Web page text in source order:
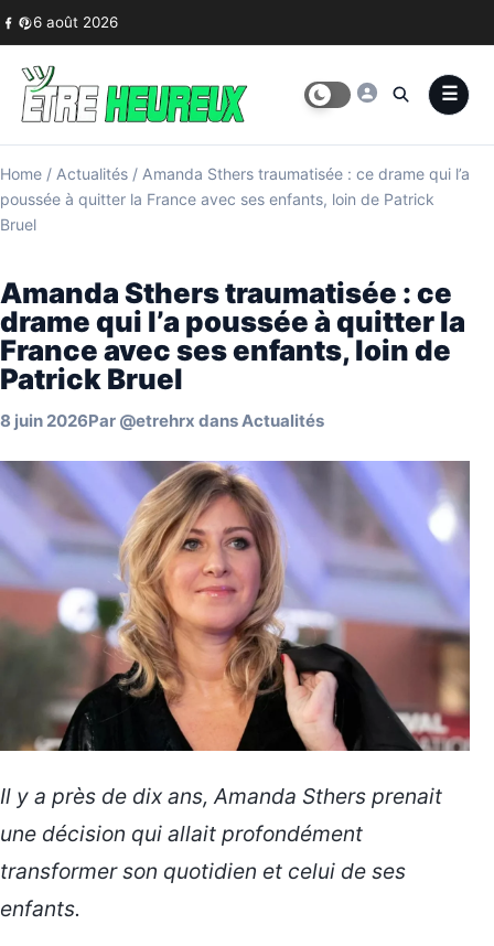
Skip to content
6 août 2026
Home / Actualités / Amanda Sthers traumatisée : ce drame qui l’a
poussée à quitter la France avec ses enfants, loin de Patrick
Bruel
Amanda Sthers traumatisée : ce
drame qui l’a poussée à quitter la
France avec ses enfants, loin de
Patrick Bruel
8 juin 2026Par @etrehrx dansActualités
Il y a près de dix ans, Amanda Sthers prenait
une décision qui allait profondément
transformer son quotidien et celui de ses
enfants.